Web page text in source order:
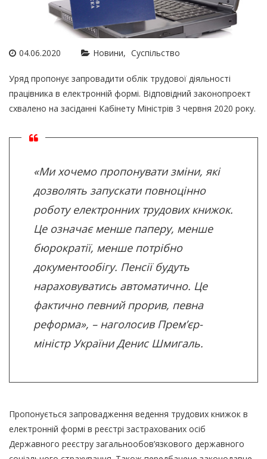
04.06.2020 Новини Суспільство
Уряд пропонує запровадити облік трудової діяльності
працівника в електронній формі. Відповідний законопроект
схвалено на засіданні Кабінету Міністрів 3 червня 2020 року.
«Ми хочемо пропонувати зміни, які
дозволять запускати повноцінно
роботу електронних трудових книжок.
Це означає менше паперу, менше
бюрократії, менше потрібно
документообігу. Пенсії будуть
нараховуватись автоматично. Це
фактично певний прорив, певна
реформа», – наголосив Прем’єр-
міністр України Денис Шмигаль.
Пропонується запровадження ведення трудових книжок в
електронній формі в реєстрі застрахованих осіб
Державного реєстру загальнообов’язкового державного